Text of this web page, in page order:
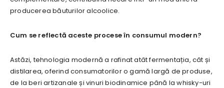
producerea băuturilor alcoolice.
Cum se reflectă aceste procese în consumul modern?
Astăzi, tehnologia modernă a rafinat atât fermentația, cât și
distilarea, oferind consumatorilor o gamă largă de produse,
de la beri artizanale și vinuri biodinamice până la whisky-uri